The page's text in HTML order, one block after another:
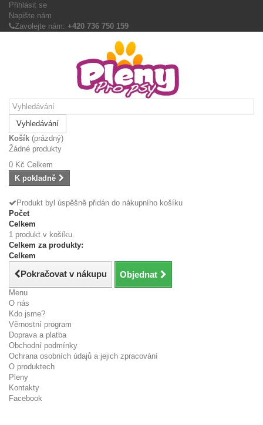
Přihlásit se
Napište nám
Zavolejte nám: +420 736 750 159
Vyhledávání
Košík (prázdný)
Žádné produkty
0 Kč Celkem
K pokladně
Produkt byl úspěšně přidán do nákupního košíku
Počet
Celkem
1 produkt v košíku.
Celkem za produkty:
Celkem
Pokračovat v nákupu Objednat
Menu
O nás
Kdo jsme?
Věrnostní program
Doprava a platba
Obchodní podmínky
Ochrana osobních údajů a jejich zpracování
O produktech
Pleny
Kontakty
Facebook